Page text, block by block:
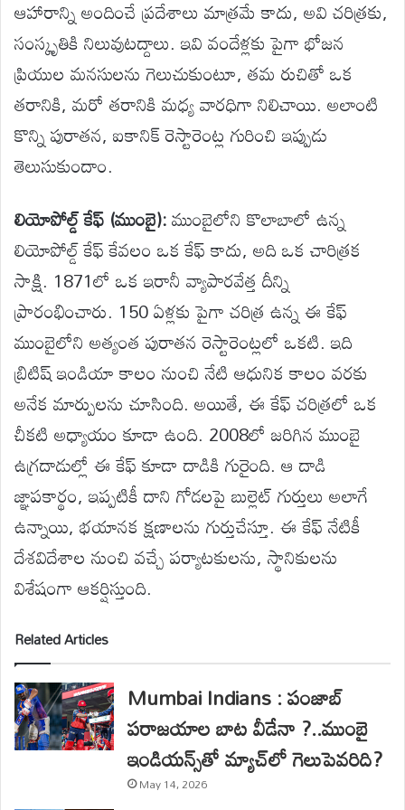
ఆహారాన్ని అందించే ప్రదేశాలు మాత్రమే కాదు, అవి చరిత్రకు,
సంస్కృతికి నిలువుటద్దాలు. ఇవి వందేళ్లకు పైగా భోజన
ప్రియుల మనసులను గెలుచుకుంటూ, తమ రుచితో ఒక
తరానికి, మరో తరానికి మధ్య వారధిగా నిలిచాయి. అలాంటి
కొన్ని పురాతన, ఐకానిక్ రెస్టారెంట్ల గురించి ఇప్పుడు
తెలుసుకుందాం.
లియోపోల్డ్ కేఫ్ (ముంబై):ముంబైలోని కొలాబాలో ఉన్న
లియోపోల్డ్ కేఫ్ కేవలం ఒక కేఫ్ కాదు, అది ఒక చారిత్రక
సాక్షి. 1871లో ఒక ఇరానీ వ్యాపారవేత్త దీన్ని
ప్రారంభించారు. 150 ఏళ్లకు పైగా చరిత్ర ఉన్న ఈ కేఫ్
ముంబైలోని అత్యంత పురాతన రెస్టారెంట్లలో ఒకటి. ఇది
బ్రిటిష్ ఇండియా కాలం నుంచి నేటి ఆధునిక కాలం వరకు
అనేక మార్పులను చూసింది. అయితే, ఈ కేఫ్ చరిత్రలో ఒక
చీకటి అధ్యాయం కూడా ఉంది. 2008లో జరిగిన ముంబై
ఉగ్రదాడుల్లో ఈ కేఫ్ కూడా దాడికి గురైంది. ఆ దాడి
జ్ఞాపకార్థం, ఇప్పటికీ దాని గోడలపై బుల్లెట్ గుర్తులు అలాగే
ఉన్నాయి, భయానక క్షణాలను గుర్తుచేస్తూ. ఈ కేఫ్ నేటికీ
దేశవిదేశాల నుంచి వచ్చే పర్యాటకులను, స్థానికులను
విశేషంగా ఆకర్షిస్తుంది.
Related Articles
Mumbai Indians : పంజాబ్
పరాజయాల బాట వీడేనా ?..ముంబై
ఇండియన్స్‌తో మ్యాచ్‌లో గెలుపెవరిది?
May 14, 2026